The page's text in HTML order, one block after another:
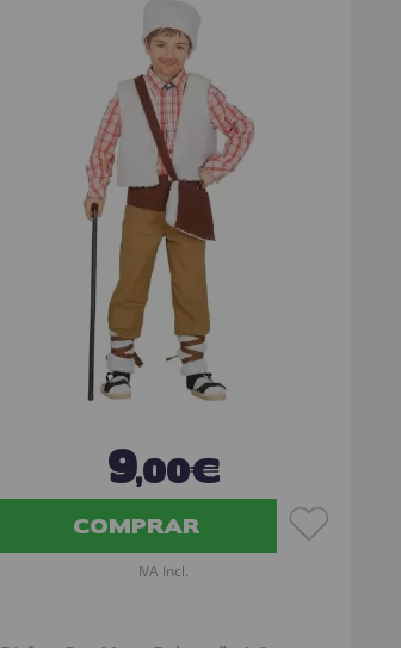
9,00€
COMPRAR
IVA Incl.